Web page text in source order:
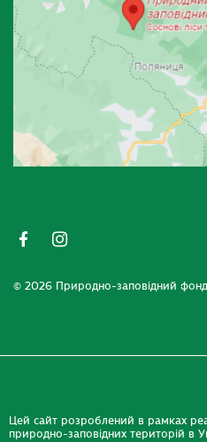
© 2026 Природно-заповідний фонд
Цей сайт розроблений в рамках
природно-заповідних територій в